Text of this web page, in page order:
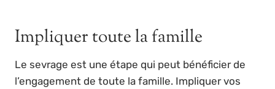
Impliquer toute la famille
Le sevrage est une étape qui peut bénéficier de
l’engagement de toute la famille. Impliquer vos